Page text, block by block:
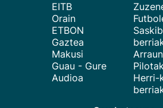
EITB
Orain
ETBON
Gaztea
Makusi
Guau - Gure
Audioa
Herri-